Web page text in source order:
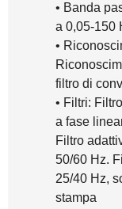
• Banda
a 0,05-150
•
filtro di
• Filtri:
a fase
Filtro
50/60 Hz.
25/40 Hz,
stampa